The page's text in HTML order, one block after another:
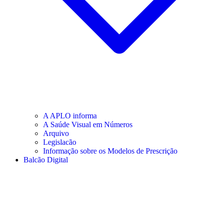
A APLO informa
A Saúde Visual em Números
Arquivo
Legislacão
Informação sobre os Modelos de Prescrição
Balcão Digital